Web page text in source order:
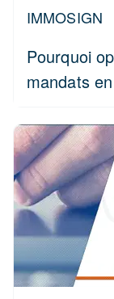
IMMOSIGN
Pourquoi
mandats